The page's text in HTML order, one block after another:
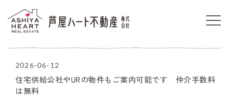
2026-06-12
住宅供給公社やURの物件もご案内可能です 仲介手数料
は無料